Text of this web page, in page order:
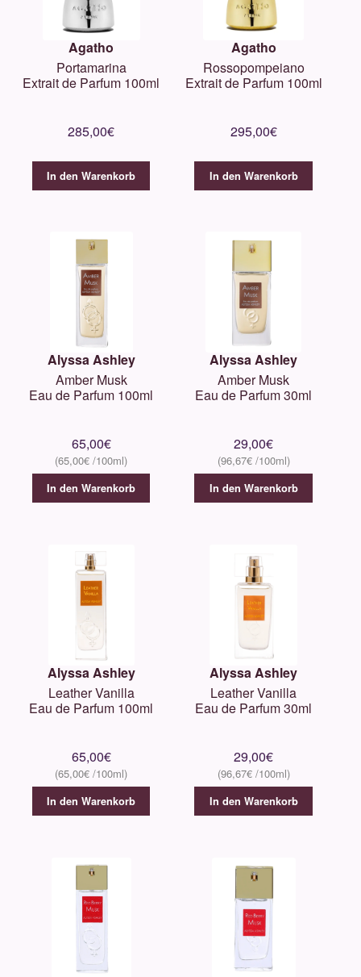
Agatho
Portamarina
Extrait de Parfum 100ml
285,00€
In den Warenkorb
Agatho
Rossopompeiano
Extrait de Parfum 100ml
295,00€
In den Warenkorb
Alyssa Ashley
Amber Musk
Eau de Parfum 100ml
65,00€
65,00€
In den Warenkorb
Alyssa Ashley
Amber Musk
Eau de Parfum 30ml
29,00€
96,67€
In den Warenkorb
Alyssa Ashley
Leather Vanilla
Eau de Parfum 100ml
65,00€
65,00€
In den Warenkorb
Alyssa Ashley
Leather Vanilla
Eau de Parfum 30ml
29,00€
96,67€
In den Warenkorb